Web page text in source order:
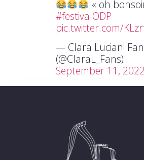
« oh
#festivalODP
pic.twitter.com/
— Clara Luciani
(@ClaraL_Fans)
September 11, 2022